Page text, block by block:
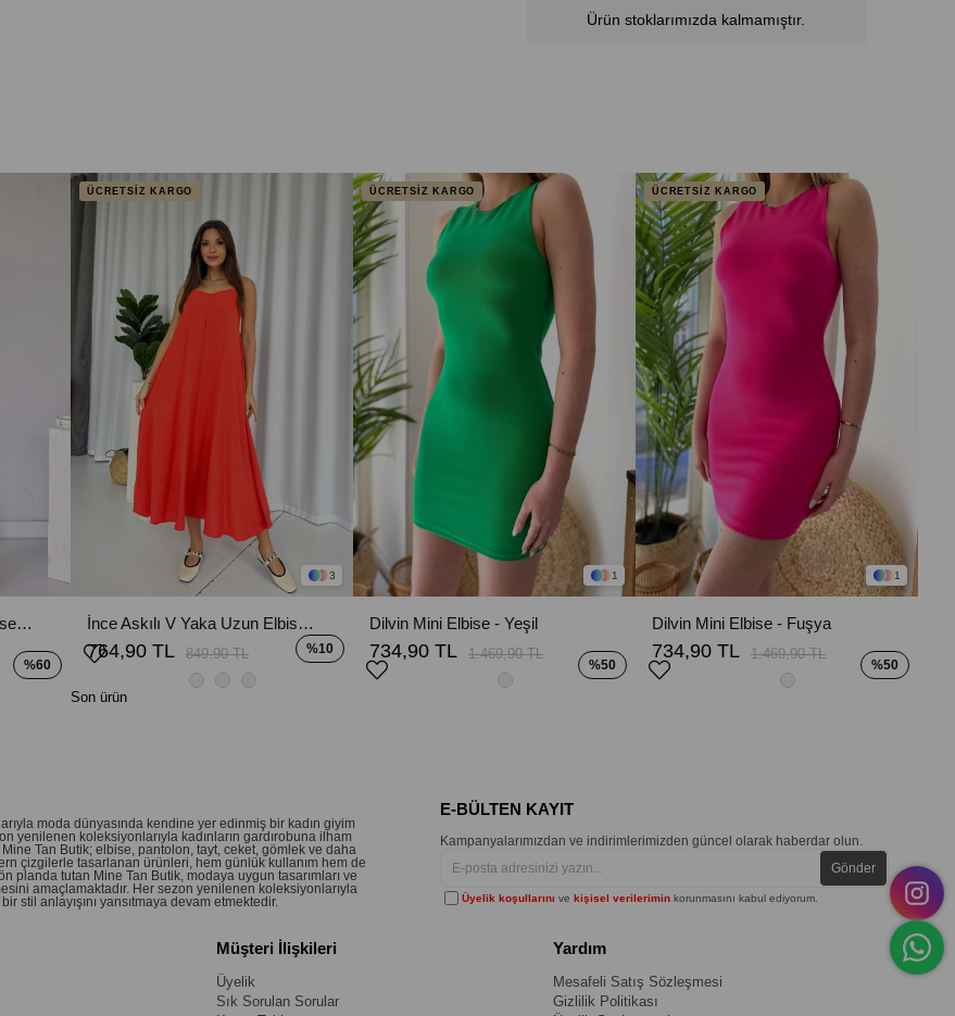
Ürün stoklarımızda kalmamıştır.
Kalın Askılı Simli Kadın Elbise - Gri
%60
ÜCRETSİZ KARGO
3
İnce Askılı V Yaka Uzun Elbise - Nar Çiçeği
764,90 TL 849,90 TL %10
Son ürün
ÜCRETSİZ KARGO
1
Dilvin Mini Elbise - Yeşil
734,90 TL 1.469,90 TL
%50
ÜCRETSİZ KARGO
1
Dilvin Mini Elbise - Fuşya
734,90 TL 1.469,90 TL
%50
moda dünyasında kendine yer edinmiş bir kadın giyim
yenilenen koleksiyonlarıyla kadınların gardırobuna ilham
Tan Butik; elbise, pantolon, tayt, ceket, gömlek ve daha
çizgilerle tasarlanan ürünleri, hem günlük kullanım hem de
planda tutan Mine Tan Butik, modaya uygun tasarımları ve
amaçlamaktadır. Her sezon yenilenen koleksiyonlarıyla
stil anlayışını yansıtmaya devam etmektedir.
E-BÜLTEN KAYIT
Kampanyalarımızdan ve indirimlerimizden güncel olarak haberdar olun.
Gönder
Üyelik koşullarını vekişisel verilerimin korunmasını kabul ediyorum.
Müşteri İlişkileri
Üyelik
Sık Sorulan Sorular
Yardım
Mesafeli Satış Sözleşmesi
Gizlilik Politikası